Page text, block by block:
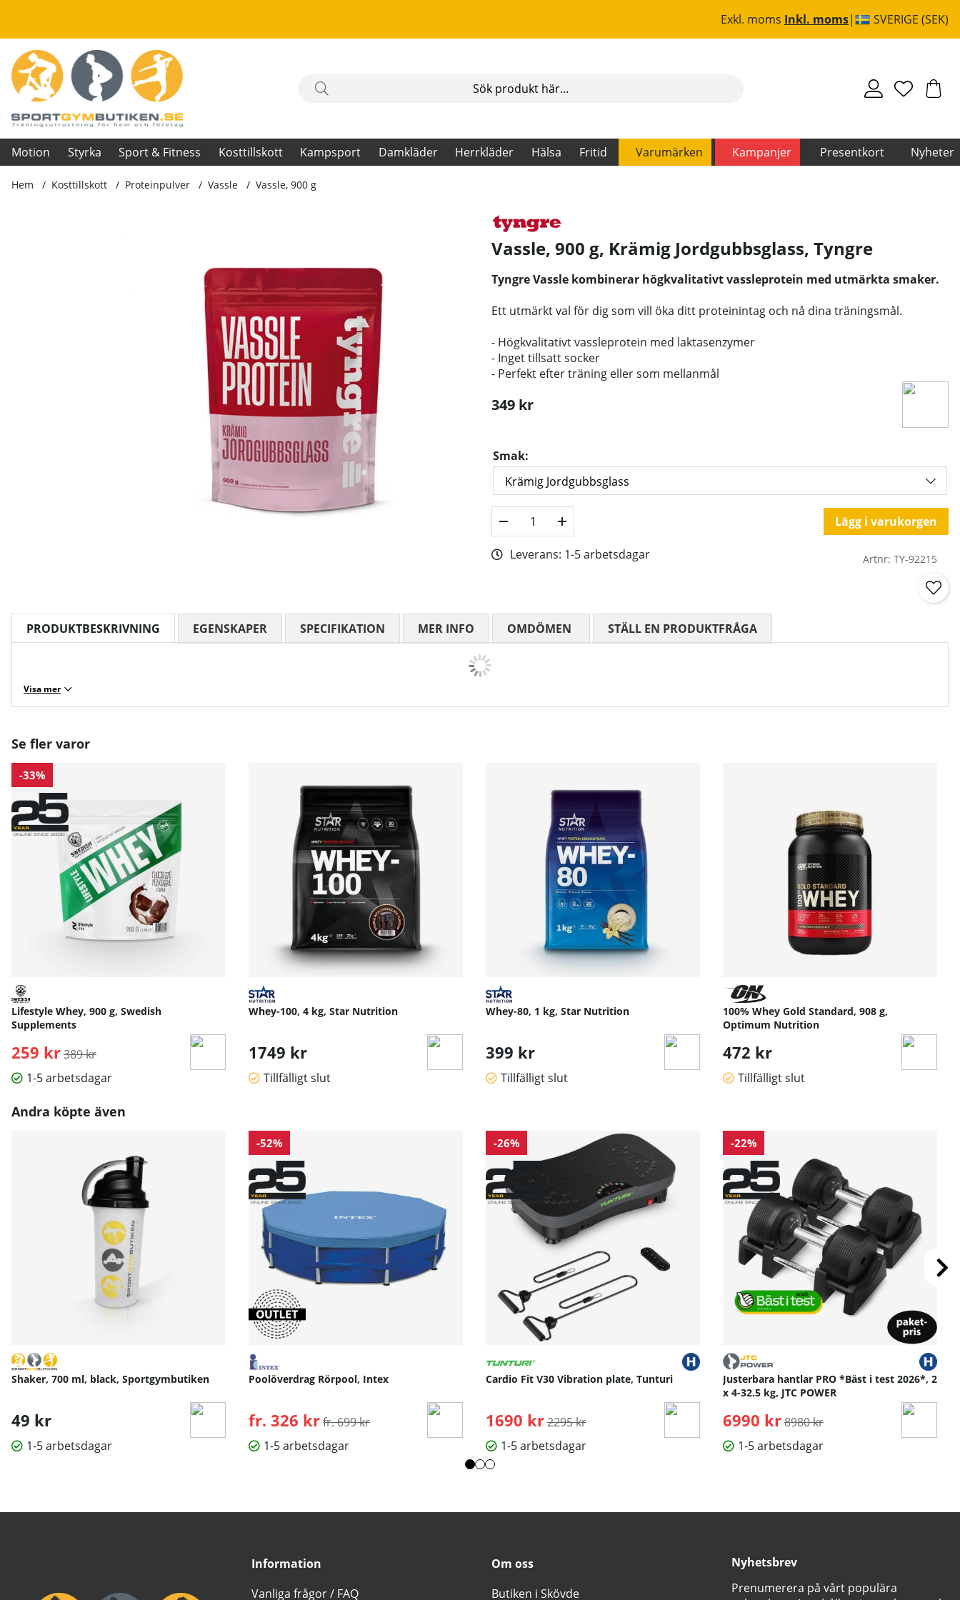
Exkl. moms Inkl. moms SVERIGE (SEK)
Motion Styrka Sport & Fitness Kosttillskott Kampsport Damkläder Herrkläder Hälsa Fritid Varumärken Kampanjer Presentkort Nyheter
Hem Kosttillskott Proteinpulver Vassle Vassle, 900 g
Vassle, 900 g, Krämig Jordgubbsglass, Tyngre
Tyngre Vassle kombinerar högkvalitativt vassleprotein med utmärkta smaker.
Ett utmärkt val för dig som vill öka ditt proteinintag och nå dina träningsmål.
- Högkvalitativt vassleprotein med laktasenzymer
- Inget tillsatt socker
- Perfekt efter träning eller som mellanmål
349 kr
Smak:
Lägg i varukorgen
Leverans: 1-5 arbetsdagar Artnr: TY-92215
PRODUKTBESKRIVNING
Visa mer
EGENSKAPER SPECIFIKATION MER INFO OMDÖMEN MEDELBETYG 0 AV 5 ANTAL BETYG 0
STÄLL EN PRODUKTFRÅGA
Se fler varor
-33%
Lifestyle Whey, 900 g, Swedish
Supplements
259 kr Ordinarie pris:
389 kr
1-5 arbetsdagar
Whey-100, 4 kg, Star Nutrition
1749 kr
Tillfälligt slut
Whey-80, 1 kg, Star Nutrition
399 kr
Tillfälligt slut
100% Whey Gold Standard, 908 g,
Optimum Nutrition
472 kr
Tillfälligt slut
Andra köpte även
Shaker, 700 ml, black, Sportgymbutiken
49 kr
1-5 arbetsdagar
-52%
Poolöverdrag Rörpool, Intex
fr. 326 krOrdinarie pris:
fr. 699 kr
1-5 arbetsdagar
-26%
Cardio Fit V30 Vibration plate, Tunturi
1690 kr Ordinarie pris:
2295 kr
1-5 arbetsdagar
-22%
Justerbara hantlar PRO *Bäst i test 2026*, 2
x 4-32.5 kg, JTC POWER
6990 kr Ordinarie pris:
8980 kr
1-5 arbetsdagar
Information
Vanliga frågor / FAQ
Om oss
Butiken i Skövde
Nyhetsbrev
Prenumerera på vårt populära